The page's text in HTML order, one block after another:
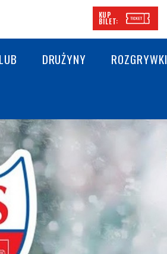
KUP
BILET:
DRUŻYNY ROZGRYWKI